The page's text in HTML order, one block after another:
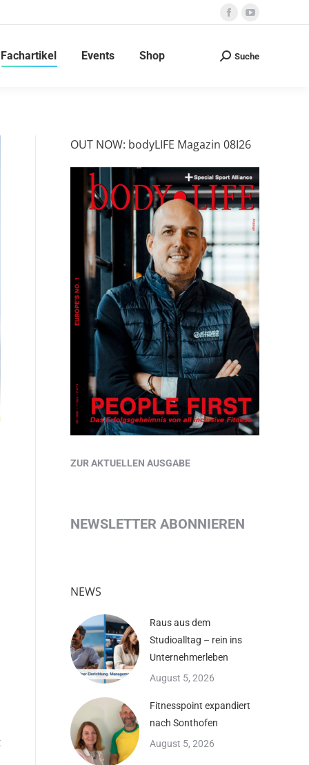
Facebook
opens
YouTube
opens
Fachartikel Events Shop Search:
Suche
OUT NOW: bodyLIFE Magazin 08I26
ZUR AKTUELLEN AUSGABE
NEWSLETTER ABONNIEREN
NEWS
Raus aus dem
Studioalltag – rein ins
Unternehmerleben
August 5, 2026
Fitnesspoint expandiert
nach Sonthofen
August 5, 2026